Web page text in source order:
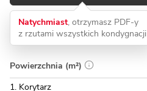
Natychmiast, otrzymasz PDF-y
z rzutami wszystkich kondygnacji
Powierzchnia (m²)
1. Korytarz